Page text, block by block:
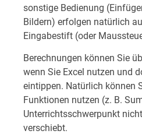
sonstige Bedienung
Bildern) erfolgen natürlich
Eingabestift (oder
Berechnungen können Sie
wenn Sie Excel nutzen und
eintippen. Natürlich können
Funktionen nutzen (z. B.
Unterrichtsschwerpunkt
verschiebt.